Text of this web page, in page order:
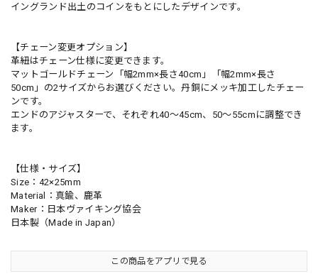
イングランド出土のコインをもとにしたデザインです。
【チェーン変更オプション】
革紐はチェーン仕様に変更できます。
マットゴールドチェーン「幅2mm×長さ40cm」「幅2mm×長さ
50cm」の2サイズからお選びください。丹銅にメッキ加工したチェー
ンです。
エンドのアジャスターで、それぞれ40〜45cm、50〜55cmに調整でき
ます。
【仕様・サイズ】
Size：42×25mm
Material：真鍮、鹿革
Maker：日本ヴァイキング協会
日本製（Made in Japan）
この商品をアプリで見る